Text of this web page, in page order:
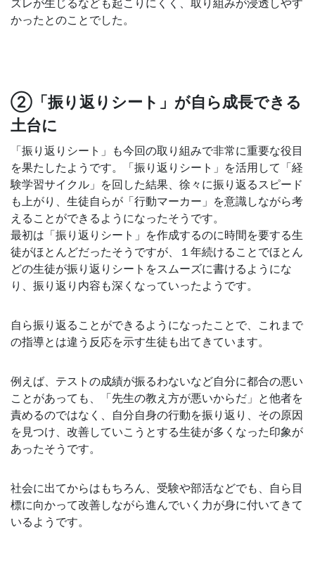
ズレが生じるなども起こりにくく、取り組みが浸透しやす
かったとのことでした。
②「振り返りシート」が自ら成長できる
土台に
「振り返りシート」も今回の取り組みで非常に重要な役目
を果たしたようです。「振り返りシート」を活用して「経
験学習サイクル」を回した結果、徐々に振り返るスピード
も上がり、生徒自らが「行動マーカー」を意識しながら考
えることができるようになったそうです。
最初は「振り返りシート」を作成するのに時間を要する生
徒がほとんどだったそうですが、１年続けることでほとん
どの生徒が振り返りシートをスムーズに書けるようにな
り、振り返り内容も深くなっていったようです。
自ら振り返ることができるようになったことで、これまで
の指導とは違う反応を示す生徒も出てきています。
例えば、テストの成績が振るわないなど自分に都合の悪い
ことがあっても、「先生の教え方が悪いからだ」と他者を
責めるのではなく、自分自身の行動を振り返り、その原因
を見つけ、改善していこうとする生徒が多くなった印象が
あったそうです。
社会に出てからはもちろん、受験や部活などでも、自ら目
標に向かって改善しながら進んでいく力が身に付いてきて
いるようです。